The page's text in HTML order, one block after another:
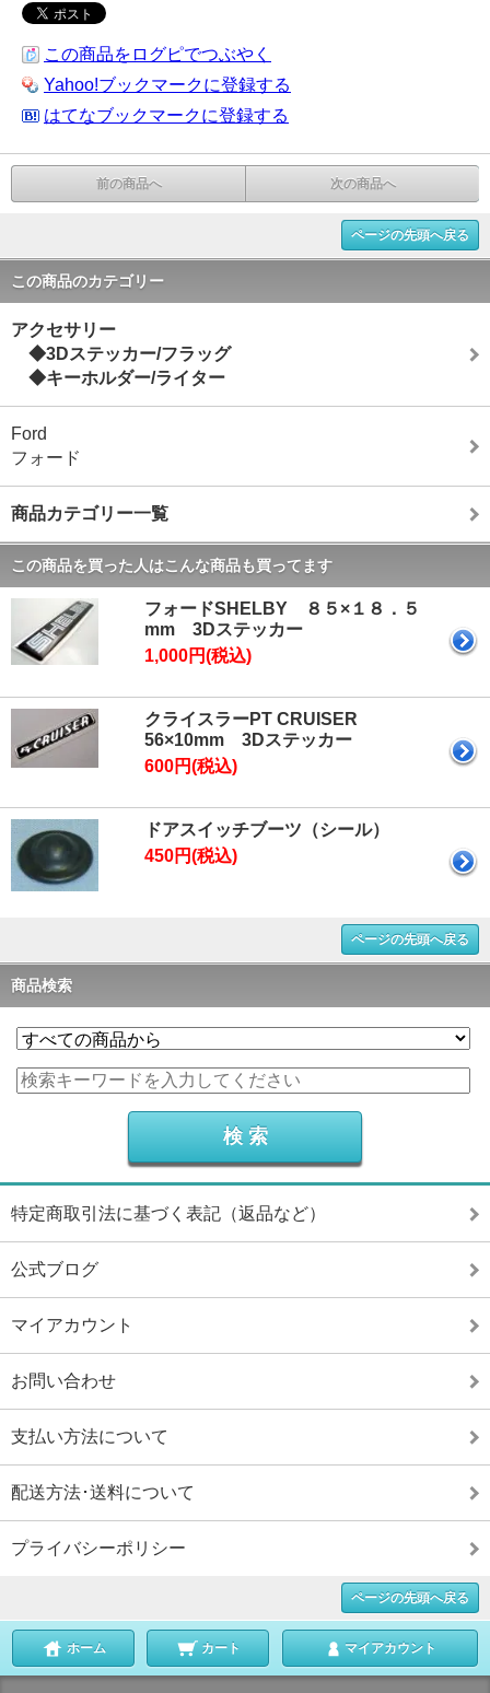
この商品をログピでつぶやく
Yahoo!ブックマークに登録する
はてなブックマークに登録する
前の商品へ 次の商品へ
ページの先頭へ戻る
この商品のカテゴリー
アクセサリー
◆3Dステッカー/フラッグ
◆キーホルダー/ライター
Ford
フォード
商品カテゴリー一覧
この商品を買った人はこんな商品も買ってます
フォードSHELBY ８５×１８．５
mm 3Dステッカー
1,000円(税込)
クライスラーPT CRUISER
56×10mm 3Dステッカー
600円(税込)
ドアスイッチブーツ（シール）
450円(税込)
ページの先頭へ戻る
商品検索
特定商取引法に基づく表記（返品など）
公式ブログ
マイアカウント
お問い合わせ
支払い方法について
配送方法･送料について
プライバシーポリシー
ページの先頭へ戻る
ホーム カート マイアカウント